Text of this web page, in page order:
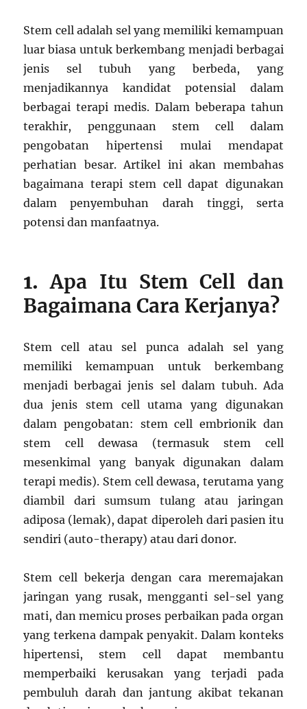
Stem cell adalah sel yang memiliki kemampuan
luar biasa untuk berkembang menjadi berbagai
jenis sel tubuh yang berbeda, yang
menjadikannya kandidat potensial dalam
berbagai terapi medis. Dalam beberapa tahun
terakhir, penggunaan stem cell dalam
pengobatan hipertensi mulai mendapat
perhatian besar. Artikel ini akan membahas
bagaimana terapi stem cell dapat digunakan
dalam penyembuhan darah tinggi, serta
potensi dan manfaatnya.
1.Apa Itu Stem Cell dan
Bagaimana Cara Kerjanya?
Stem cell atau sel punca adalah sel yang
memiliki kemampuan untuk berkembang
menjadi berbagai jenis sel dalam tubuh. Ada
dua jenis stem cell utama yang digunakan
dalam pengobatan: stem cell embrionik dan
stem cell dewasa (termasuk stem cell
mesenkimal yang banyak digunakan dalam
terapi medis). Stem cell dewasa, terutama yang
diambil dari sumsum tulang atau jaringan
adiposa (lemak), dapat diperoleh dari pasien itu
sendiri (auto-therapy) atau dari donor.
Stem cell bekerja dengan cara meremajakan
jaringan yang rusak, mengganti sel-sel yang
mati, dan memicu proses perbaikan pada organ
yang terkena dampak penyakit. Dalam konteks
hipertensi, stem cell dapat membantu
memperbaiki kerusakan yang terjadi pada
pembuluh darah dan jantung akibat tekanan